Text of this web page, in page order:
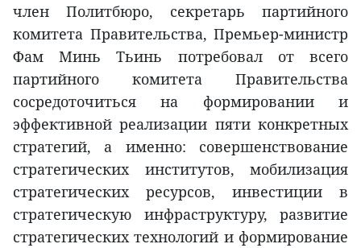
член Политбюро, секретарь партийного
комитета Правительства, Премьер-министр
Фам Минь Тьинь потребовал от всего
партийного комитета Правительства
сосредоточиться на формировании и
эффективной реализации пяти конкретных
стратегий, а именно: совершенствование
стратегических институтов, мобилизация
стратегических ресурсов, инвестиции в
стратегическую инфраструктуру, развитие
стратегических технологий и формирование